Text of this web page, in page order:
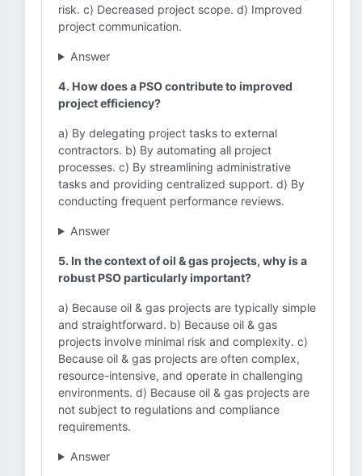
risk. c) Decreased project scope. d) Improved
project communication.
Answer
4. How does a PSO contribute to improved
project efficiency?
a) By delegating project tasks to external
contractors. b) By automating all project
processes. c) By streamlining administrative
tasks and providing centralized support. d) By
conducting frequent performance reviews.
Answer
5. In the context of oil & gas projects, why is a
robust PSO particularly important?
a) Because oil & gas projects are typically simple
and straightforward. b) Because oil & gas
projects involve minimal risk and complexity. c)
Because oil & gas projects are often complex,
resource-intensive, and operate in challenging
environments. d) Because oil & gas projects are
not subject to regulations and compliance
requirements.
Answer